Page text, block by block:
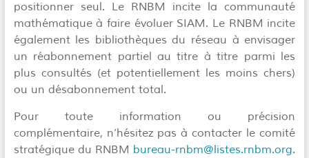
positionner seul. Le RNBM incite la communauté
mathématique à faire évoluer SIAM. Le RNBM incite
également les bibliothèques du réseau à envisager
un réabonnement partiel au titre à titre parmi les
plus consultés (et potentiellement les moins chers)
ou un désabonnement total.
Pour toute information ou précision
complémentaire, n’hésitez pas à contacter le comité
stratégique du RNBM bureau-rnbm@listes.rnbm.org.